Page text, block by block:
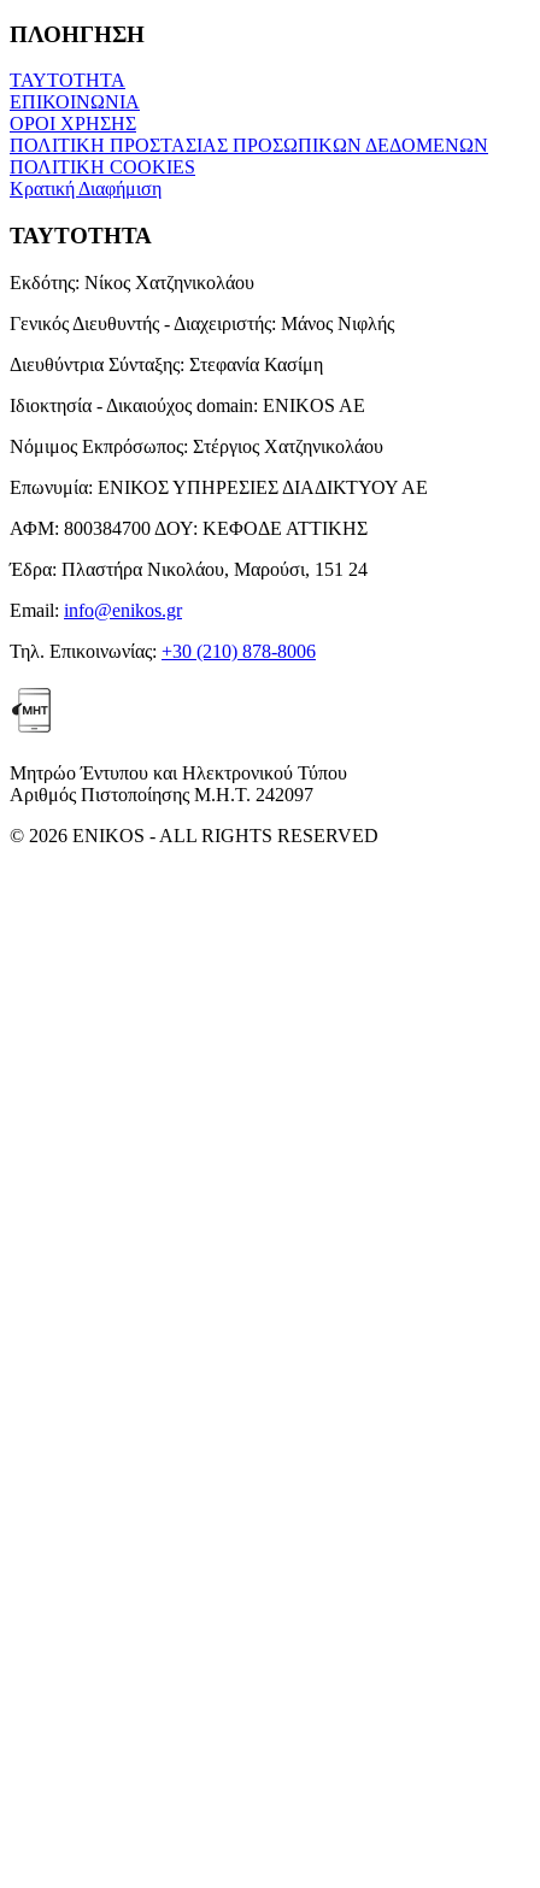
ΠΛΟΗΓΗΣΗ
ΤΑΥΤΟΤΗΤΑ
ΕΠΙΚΟΙΝΩΝΙΑ
ΟΡΟΙ ΧΡΗΣΗΣ
ΠΟΛΙΤΙΚΗ ΠΡΟΣΤΑΣΙΑΣ ΠΡΟΣΩΠΙΚΩΝ ΔΕΔΟΜΕΝΩΝ
ΠΟΛΙΤΙΚΗ COOKIES
Κρατική Διαφήμιση
ΤΑΥΤΟΤΗΤΑ
Εκδότης: Νίκος Χατζηνικολάου
Γενικός Διευθυντής - Διαχειριστής: Μάνος Νιφλής
Διευθύντρια Σύνταξης: Στεφανία Κασίμη
Ιδιοκτησία - Δικαιούχος domain: ENIKOS AE
Νόμιμος Εκπρόσωπος: Στέργιος Χατζηνικολάου
Επωνυμία: ΕΝΙΚΟΣ ΥΠΗΡΕΣΙΕΣ ΔΙΑΔΙΚΤΥΟΥ ΑΕ
ΑΦΜ: 800384700 ΔΟΥ: ΚΕΦΟΔΕ ΑΤΤΙΚΗΣ
Έδρα: Πλαστήρα Νικολάου, Μαρούσι, 151 24
Email: info@enikos.gr
Τηλ. Επικοινωνίας: +30 (210) 878-8006
Μητρώο Έντυπου και Ηλεκτρονικού Τύπου
Αριθμός Πιστοποίησης Μ.Η.Τ. 242097
© 2026 ENIKOS - ALL RIGHTS RESERVED